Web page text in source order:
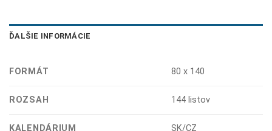
ĎALŠIE INFORMÁCIE
FORMÁT 80 x 140
ROZSAH 144 listov
KALENDÁRIUM SK/CZ